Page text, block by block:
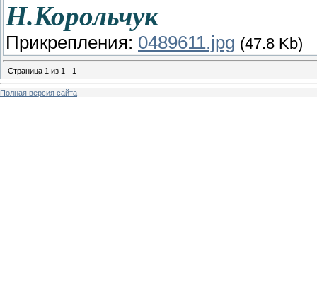
Н.Корольчук
Прикрепления: 0489611.jpg (47.8 Kb)
Страница 1 из 1 1
Полная версия сайта